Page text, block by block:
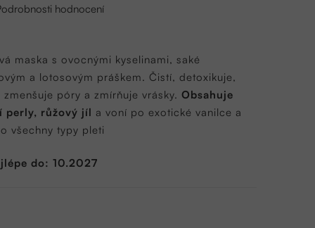
hodnocení
maska s ovocnými kyselinami, saké
a lotosovým práškem. Čistí, detoxikuje,
póry a zmírňuje vrásky. Obsahuje
perly, růžový jíl a voní po exotické vanilce a
všechny typy pleti
do: 10.2027